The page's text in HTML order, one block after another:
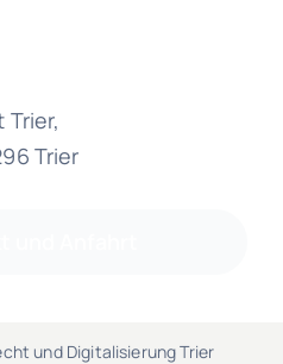
Trier,
Trier
und Digitalisierung Trier